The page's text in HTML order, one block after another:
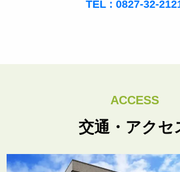
TEL : 0827-32-
ACCESS
交通・アクセ